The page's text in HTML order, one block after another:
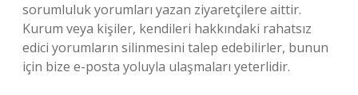
sorumluluk yorumları yazan ziyaretçilere aittir.
Kurum veya kişiler, kendileri hakkındaki rahatsız
edici yorumların silinmesini talep edebilirler, bunun
için bize e-posta yoluyla ulaşmaları yeterlidir.